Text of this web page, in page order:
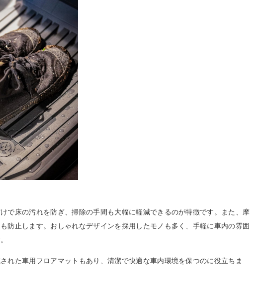
で床の汚れを防ぎ、掃除の手間も大幅に軽減できるのが特徴です。また、摩
防止します。おしゃれなデザインを採用したモノも多く、手軽に車内の雰囲
れた車用フロアマットもあり、清潔で快適な車内環境を保つのに役立ちま